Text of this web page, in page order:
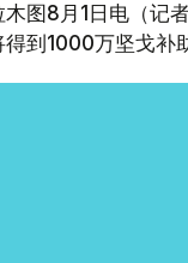
木图8月1日电（记
到1000万坚戈补